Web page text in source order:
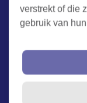
verstrekt of die
gebruik van
Algemene
Bezoekadres
* op afspraak